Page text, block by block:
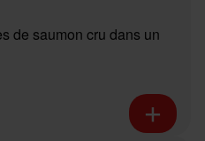
de saumon cru dans un